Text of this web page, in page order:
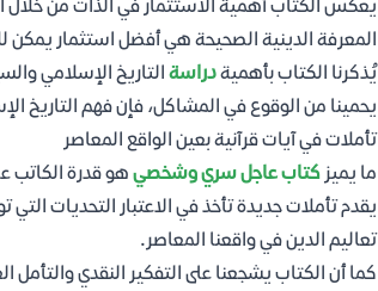
يعكس الكتاب أهمية الاستثمار في الذات من خلال
المعرفة الدينية الصحيحة هي أفضل استثمار يمكن
يُذكرنا الكتاب بأهميةدراسة التاريخ الإسلامي
يحمينا من الوقوع في المشاكل، فإن فهم التاريخ
تأملات في آيات قرآنية بعين الواقع المعاصر
ما يميز كتاب عاجل سري وشخصي هو قدرة الكاتب
يقدم تأملات جديدة تأخذ في الاعتبار التحديات
تعاليم الدين في واقعنا المعاصر.
كما أن الكتاب يشجعنا على التفكير النقدي